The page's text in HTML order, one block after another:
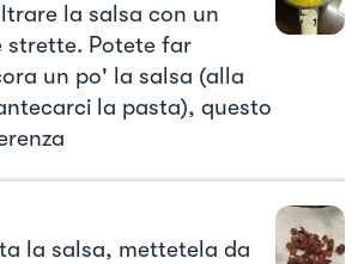
la salsa con un
strette. Potete far
un po' la salsa (alla
la pasta), questo
la salsa, mettetela da